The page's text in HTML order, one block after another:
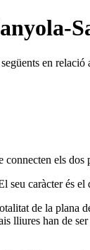
següents en
els
seu caràcter és
de la plana
lliures han de